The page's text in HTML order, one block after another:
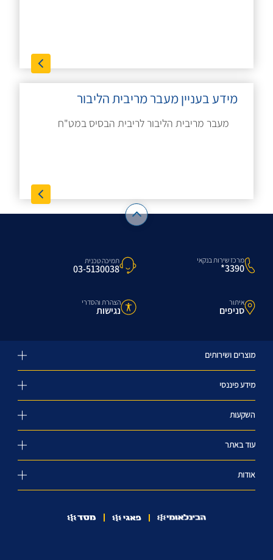
מידע בעניין מעבר מריבית הליבור
מעבר מריבית הליבור לריבית הבסיס במט"ח
מרכז שירות בנקאי
3390*
תמיכה טכנית
03-5130038
איתור
סניפים
הצהרת והסדרי
נגישות
מוצרים ושירותים
מידע פיננסי
השקעות
עוד באתר
אודות